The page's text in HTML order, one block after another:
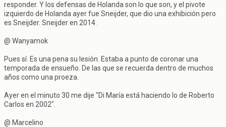
responder. Y los defensas de Holanda son lo que son, y el pivote
izquierdo de Holanda ayer fue Sneijder, que dio una exhibición pero
es Sneijder. Sneijder en 2014.
@ Wanyamok
Pues sí. Es una pena su lesión. Estaba a punto de coronar una
temporada de ensueño. De las que se recuerda dentro de muchos
años como una proeza.
Ayer en el minuto 30 me dije "Di María está haciendo lo de Roberto
Carlos en 2002".
@ Marcelino